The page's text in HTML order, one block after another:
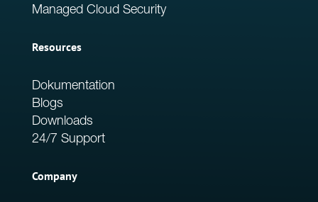
Managed Cloud Security
Resources
Dokumentation
Blogs
Downloads
24/7 Support
Company